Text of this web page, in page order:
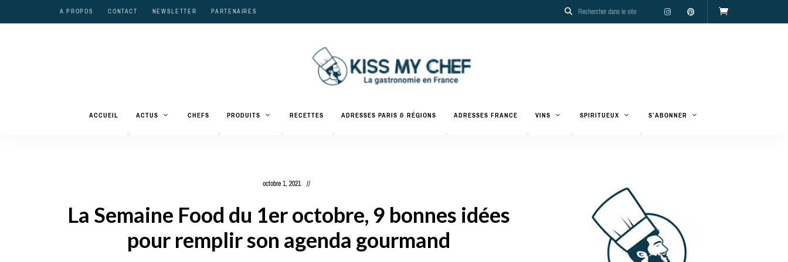
A PROPOS CONTACT NEWSLETTER PARTENAIRES
Kiss
gastronomiques
et
ACCUEIL ACTUS CHEFS PRODUITS RECETTES ADRESSES PARIS & RÉGIONS ADRESSES FRANCE VINS SPIRITUEUX S’ABONNER
octobre 1, 2021
La Semaine Food du 1er octobre, 9 bonnes idées
pour remplir son agenda gourmand